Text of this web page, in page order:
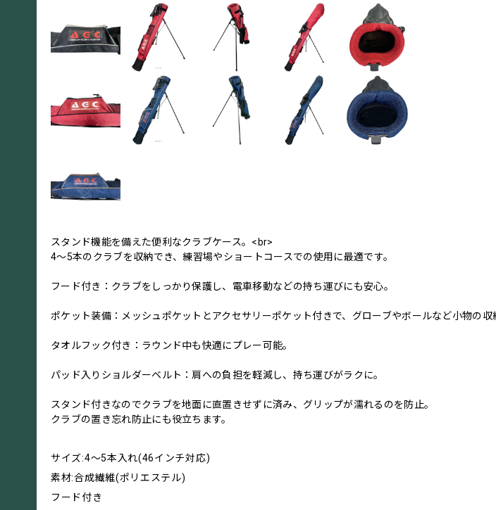
スタンド機能を備えた便利なクラブケース。<br>
4～5本のクラブを収納でき、練習場やショートコースでの使用に最適です。
フード付き：クラブをしっかり保護し、電車移動などの持ち運びにも安心。
ポケット装備：メッシュポケットとアクセサリーポケット付きで、グローブやボールなど小物の収
タオルフック付き：ラウンド中も快適にプレー可能。
パッド入りショルダーベルト：肩への負担を軽減し、持ち運びがラクに。
スタンド付きなのでクラブを地面に直置きせずに済み、グリップが濡れるのを防止。
クラブの置き忘れ防止にも役立ちます。
サイズ:4～5本入れ(46インチ対応)
素材:合成繊維(ポリエステル)
フード付き